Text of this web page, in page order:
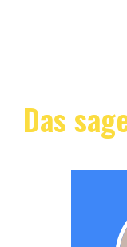
Das